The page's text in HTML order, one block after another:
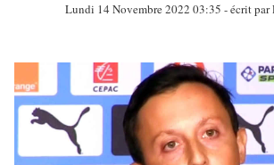
Lundi 14 Novembre 2022 03:35 - écrit par